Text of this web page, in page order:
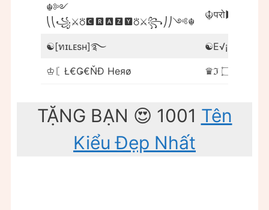
☬༻
⎝⎝꧁⚔⛣🅲🆁🅰🆉🆈⛣⚔꧂⎠⎠༺☬
☯[ทɪʟᴇѕн]࿐
♔〘Ł€Ǥ€ŇĐ Heяø
TẶNG BẠN 😍 1001 Tên
Kiểu Đẹp Nhất